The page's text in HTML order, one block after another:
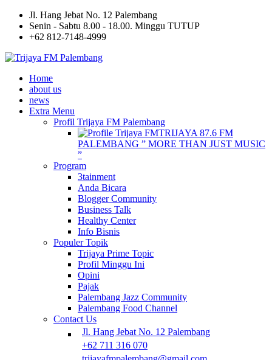
Jl. Hang Jebat No. 12 Palembang
Senin - Sabtu 8.00 - 18.00. Minggu TUTUP
+62 812-7148-4999
Home
about us
news
Extra Menu
Profil Trijaya FM Palembang
TRIJAYA 87.6 FM
PALEMBANG ” MORE THAN JUST MUSIC
”
Program
3tainment
Anda Bicara
Blogger Community
Business Talk
Healthy Center
Info Bisnis
Populer Topik
Trijaya Prime Topic
Profil Minggu Ini
Opini
Pajak
Palembang Jazz Community
Palembang Food Channel
Contact Us
Jl. Hang Jebat No. 12 Palembang
+62 711 316 070